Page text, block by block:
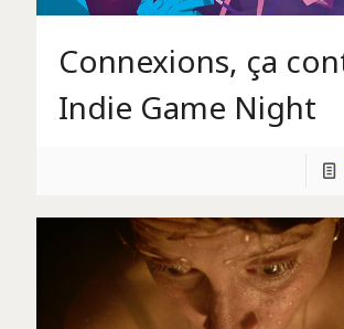
Connexions, ça
Indie Game Night